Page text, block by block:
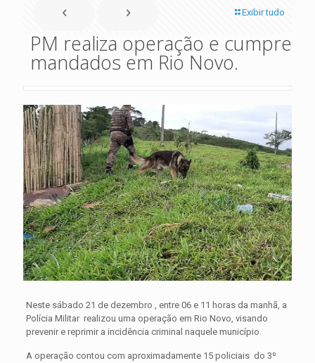
Exibir tudo
PM realiza operação e cumpre
mandados em Rio Novo.
Neste sábado 21 de dezembro , entre 06 e 11 horas da manhã, a
Polícia Militar realizou uma operação em Rio Novo, visando
prevenir e reprimir a incidência criminal naquele município.
A operação contou com aproximadamente 15 policiais do 3º